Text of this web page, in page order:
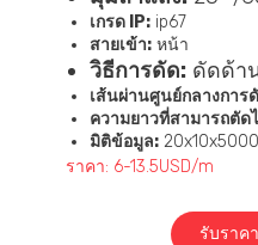
เกรด IP: ip67
สายเข้า: หน้า
วิธีการดัด: ดัดด้า
เส้นผ่านศูนย์กลางการ
ความยาวที่สามารถตัด
มิติข้อมูล:
ราคา: 6-13.5USD/m
รับราค